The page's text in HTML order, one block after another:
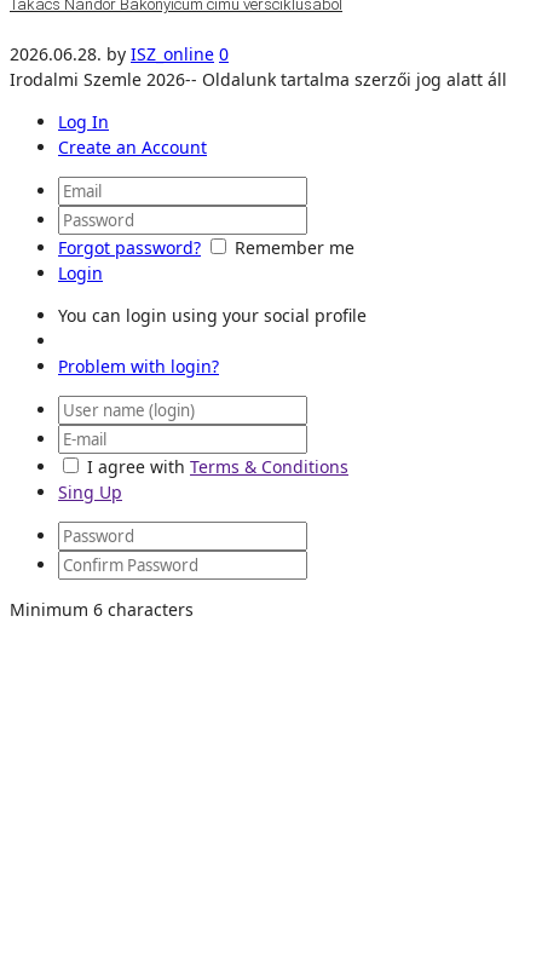
Takács Nándor Bakonyicum című versciklusából
2026.06.28. by ISZ_online 0
Irodalmi Szemle 2026-- Oldalunk tartalma szerzői jog alatt áll
Log In
Create an Account
Forgot password?
Remember me
Login
You can login using your social profile
Problem with login?
I agree with Terms & Conditions
Sing Up
Minimum 6 characters